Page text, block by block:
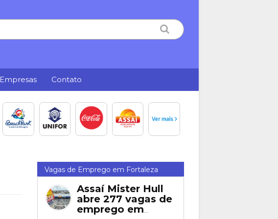
Empresas Contato
Vagas de Emprego em Fortaleza
Assaí Mister Hull
abre 277 vagas de
emprego em